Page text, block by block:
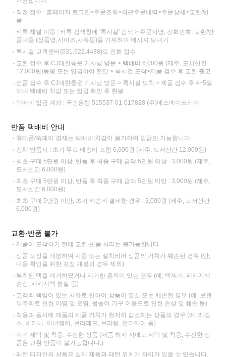
직접 접수 : 홈페이지 로그인>주문조회>최근주문내역>주문상세>교환/반
품
카톡 채널 이용 : 카톡 검색창에 '록시걸' 검색 > 주문자명, 전화번호, 교환/반
품내용 (상품명,사이즈,사유등)을 기재하여 메시지 보내기
록시걸 고객센터(031.522.4488)로 전화 접수
교환 접수 후 CJ대한통운 기사님 방문 > 택배비 6,000원 (제주, 도서산간
12,000원)동봉 또는 입금하여 전달 > 록시걸 도착>제품 검수 후 교환 출고
반품 접수 후 CJ대한통운 기사님 방문 > 록시걸 도착 > 제품 검수 후 4~5일
이내 택배비 차감 또는 입금 확인 후 환불
택배비 입금 계좌 : 국민은행 515537-01-017828 (주)에스에이코리아
반품 택배비 안내
휴대폰/쓱페이 결제는 택배비 차감이 불가하여 입금만 가능합니다.
전체 반품시 : 초기 무료 배송비 포함 6,000원 (제주, 도서산간 12,000원)
최초 구매 5만원 이상, 반품 후 최종 구매 금액 5만원 이상 : 3,000원 (제주,
도서산간 6,000원)
최초 구매 5만원 이상, 반품 후 최종 구매 금액 5만원 미만 : 3,000원 (제주,
도서산간 6,000원)
최초 구매 5만원 미만, 초기 배송비 결제한 경우 : 3,000원 (제주, 도서산간
6,000원)
교환·반품 불가
제품이 도착하기 전에 교환·반품 처리는 불가능합니다.
상품 포장을 개봉하여 사용 또는 설치되어 상품의 가치가 훼손된 경우 (단,
내용 확인을 위한 포장 개봉의 경우 제외)
부착된 택을 제거하였거나 제거한 흔적이 있는 경우 (예: 택제거, 패키지백
손상, 패키지백 분실 등)
고객의 책임이 있는 사유로 인하여 상품이 멸실 또는 훼손된 경우 (예: 보관
부주의로 인한 이염 및 오염, 물놀이 기구 이용으로 인한 손상 및 훼손 등)
착용과 동시에 제품의 제품 가치가 현저히 감소하는 상품의 경우 (예: 레깅
스, 비키니, 이너웨어, 브라패드, 브라탑, 언더웨어 등)
이미 세탁 및 착용, 수선한 상품 (제품 하자 시에도 세탁 및 착용, 수선한 상
품은 교환·반품이 불가능합니다.)
패턴 디자인의 상품은 실제 제품과 패턴 위치가 차이가 있을 수 있습니다.